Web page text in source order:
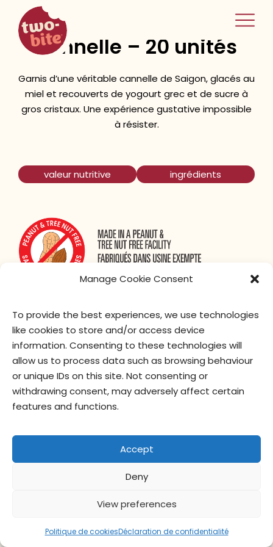
Manage Cookie Consent
To provide the best experiences, we use technologies
like cookies to store and/or access device
information. Consenting to these technologies will
allow us to process data such as browsing behaviour
or unique IDs on this site. Not consenting or
withdrawing consent, may adversely affect certain
features and functions.
Accept
Deny
View preferences
Politique de cookiesDéclaration de confidentialité
two-bite
home
croissants à la
cannelle – 20 unités
Garnis d’une véritable cannelle de Saigon, glacés au
miel et recouverts de yogourt grec et de sucre à
gros cristaux. Une expérience gustative impossible
à résister.
valeur nutritive ingrédients
Contactez-
nous
Politique de
confidentialité
Conditions
d’utilisation
privacy
officer
© Give & Go Prepared Foods Corp. Tous droits réservés.